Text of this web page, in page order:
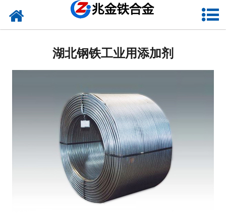
网站首页
湖北碳化硅
湖北铬铁
湖北球化剂
湖北增碳剂
湖北钢铁工业用添加剂